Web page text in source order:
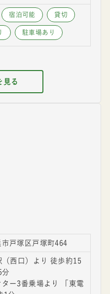
宿泊可能 貸切
駐車場あり
見る
戸塚区戸塚町464
（西口）より 徒歩約15
ー3番乗場より 「東電